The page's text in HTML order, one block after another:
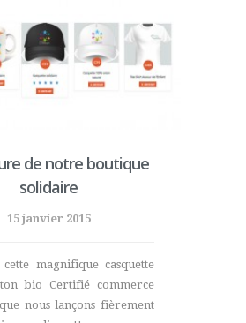
de notre boutique
solidaire
15 janvier 2015
cette magnifique casquette
bio Certifié commerce
nous lançons fièrement